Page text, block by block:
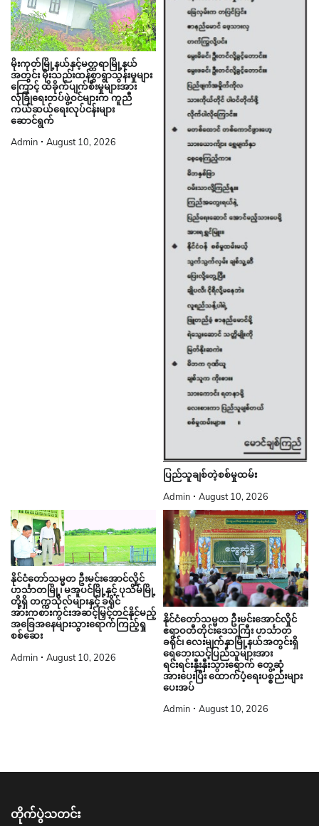
မိုးကုတ်မြို့နယ်နှင့်မတ္တရာမြို့နယ်
အတွင်း မိုးသည်းထန်စွာရွာသွန်းမှုများ
ကြောင့် ထိခိုက်ပျက်စီးမှုများအား
လုံခြုံရေးတပ်ဖွဲ့ဝင်များက ကူညီ
ကယ်ဆယ်ရေးလုပ်ငန်းများ
ဆောင်ရွက်
Admin August 10, 2026
ပြည်သူချစ်တဲ့စစ်မှုထမ်း
Admin August 10, 2026
နိုင်ငံတော်သမ္မတ ဦးမင်းအောင်လှိုင်
ဟင်္သာတမြို့၊ မအူပင်မြို့နှင့် ပုသိမ်မြို့
တို့ရှိ တက္ကသိုလ်များနှင့် ခရိုင်
အားကစားကွင်းအဆင့်မြှင့်တင်နိုင်မည့်
အခြေအနေများသွားရောက်ကြည့်ရှု
စစ်ဆေး
Admin August 10, 2026
နိုင်ငံတော်သမ္မတ ဦးမင်းအောင်လှိုင်
ဧရာဝတီတိုင်းဒေသကြီး ဟင်္သာတ
ခရိုင်၊ လေးမျက်နှာမြို့နယ်အတွင်းရှိ
ရေဘေးသင့်ပြည်သူများအား
ရင်းရင်းနှီးနှီးသွားရောက် တွေ့ဆုံ
အားပေးပြီး ထောက်ပံ့ရေးပစ္စည်းများ
ပေးအပ်
Admin August 10, 2026
တိုက်ပွဲသတင်း